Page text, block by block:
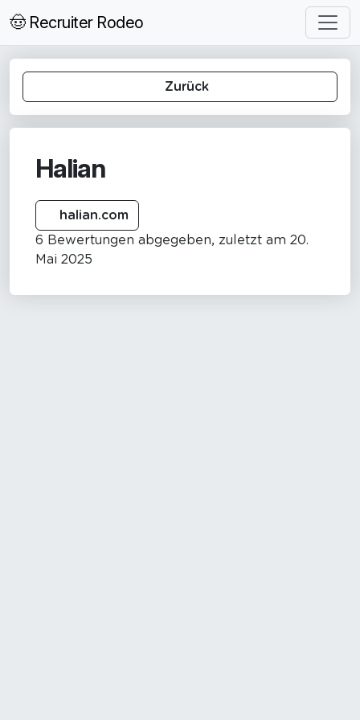
🤠 Recruiter Rodeo
Zurück
Halian
halian.com
6 Bewertungen abgegeben, zuletzt am 20.
Mai 2025